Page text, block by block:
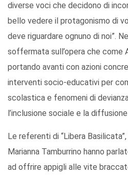
diverse voci che decidono di
bello vedere il protagonismo di
deve riguardare ognuno di noi”.
soffermata sull’opera che come
portando avanti con azioni
interventi socio-educativi per
scolastica e fenomeni di
l’inclusione sociale e la
Le referenti di “Libera
Marianna Tamburrino hanno
ad offrire appigli alle vite